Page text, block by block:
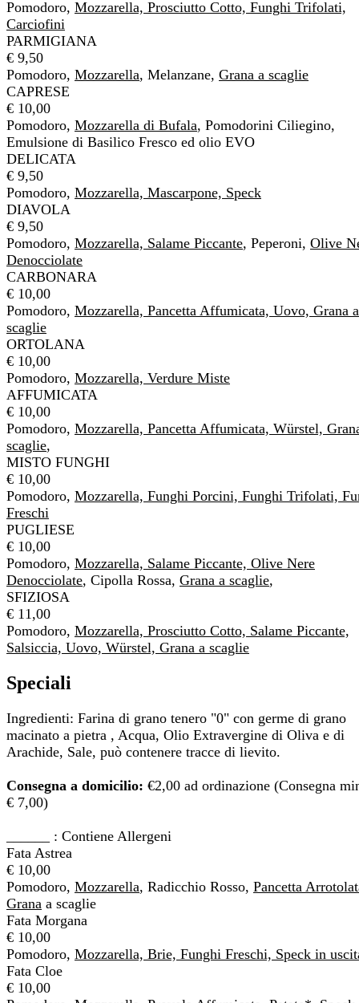
Pomodoro, Mozzarella, Prosciutto Cotto, Funghi Trifolati,
Carciofini
PARMIGIANA
€ 9,50
Pomodoro, Mozzarella, Melanzane, Grana a scaglie
CAPRESE
€ 10,00
Pomodoro, Mozzarella di Bufala, Pomodorini Ciliegino,
Emulsione di Basilico Fresco ed olio EVO
DELICATA
€ 9,50
Pomodoro, Mozzarella, Mascarpone, Speck
DIAVOLA
€ 9,50
Pomodoro, Mozzarella, Salame Piccante, Peperoni, Olive
Denocciolate
CARBONARA
€ 10,00
Pomodoro, Mozzarella, Pancetta Affumicata, Uovo, Grana a
scaglie
ORTOLANA
€ 10,00
Pomodoro, Mozzarella, Verdure Miste
AFFUMICATA
€ 10,00
Pomodoro, Mozzarella, Pancetta Affumicata, Würstel,
scaglie,
MISTO FUNGHI
€ 10,00
Pomodoro, Mozzarella, Funghi Porcini, Funghi Trifolati,
Freschi
PUGLIESE
€ 10,00
Pomodoro, Mozzarella, Salame Piccante, Olive Nere
Denocciolate, Cipolla Rossa, Grana a scaglie,
SFIZIOSA
€ 11,00
Pomodoro, Mozzarella, Prosciutto Cotto, Salame Piccante,
Salsiccia, Uovo, Würstel, Grana a scaglie
Speciali
Ingredienti: Farina di grano tenero "0" con germe di grano
macinato a pietra , Acqua, Olio Extravergine di Oliva e di
Arachide, Sale, può contenere tracce di lievito.
Consegna a domicilio: €2,00 ad ordinazione (Consegna
€ 7,00)
______ : Contiene Allergeni
Fata Astrea
€ 10,00
Pomodoro, Mozzarella, Radicchio Rosso, Pancetta
Grana a scaglie
Fata Morgana
€ 10,00
Pomodoro, Mozzarella, Brie, Funghi Freschi, Speck in
Fata Cloe
€ 10,00